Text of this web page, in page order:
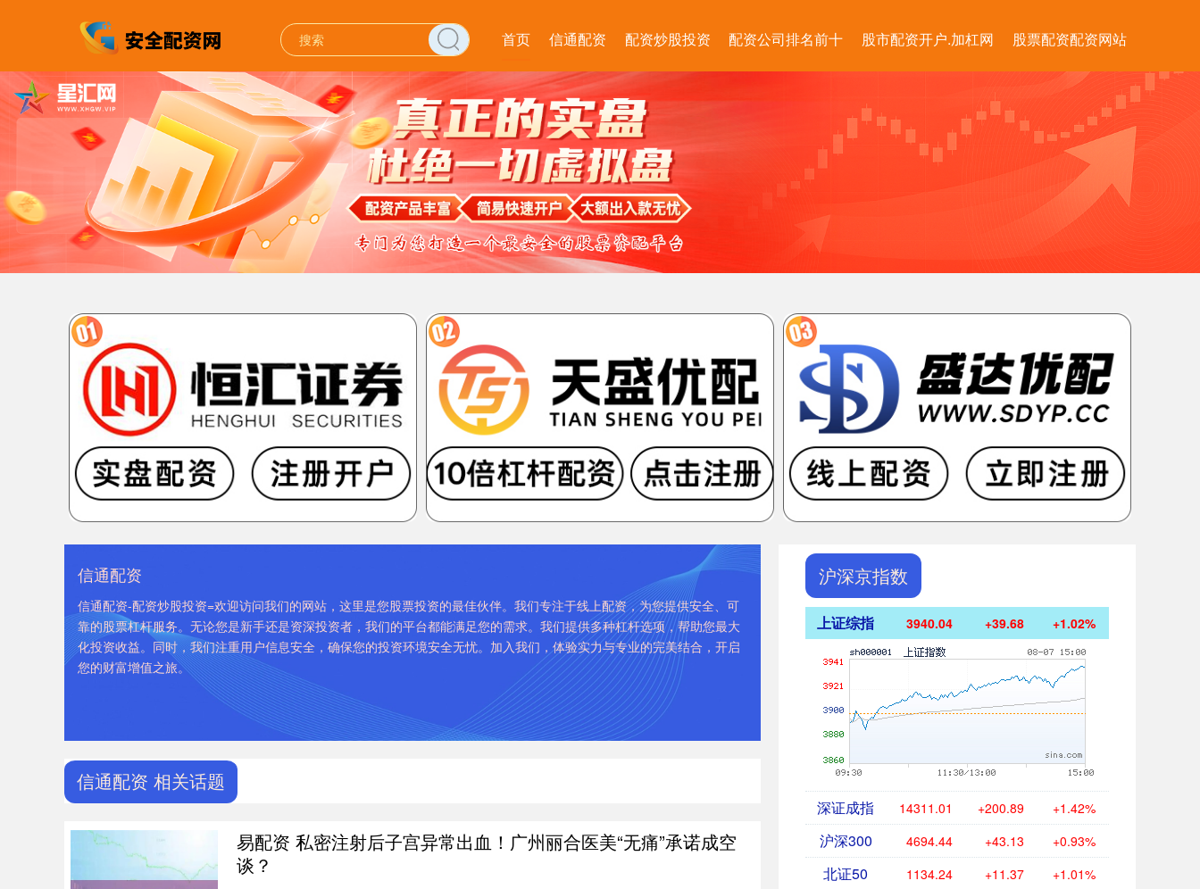
首页 信通配资 配资炒股投资 配资公司排名前十 股市配资开户.加杠网 股票配资配资网站
信通配资
信通配资-配资炒股投资=欢迎访问我们的网站，这里是您股票投资的最佳伙伴。我们专注于线上配资，为您提供安全、可
靠的股票杠杆服务。无论您是新手还是资深投资者，我们的平台都能满足您的需求。我们提供多种杠杆选项，帮助您最大
化投资收益。同时，我们注重用户信息安全，确保您的投资环境安全无忧。加入我们，体验实力与专业的完美结合，开启
您的财富增值之旅。
信通配资 相关话题
易配资 私密注射后子宫异常出血！广州丽合医美“无痛”承诺成空
谈？
沪深京指数
上证综指 3940.04 +39.68 +1.02%
深证成指 14311.01 +200.89 +1.42%
沪深300 4694.44 +43.13 +0.93%
北证50 1134.24 +11.37 +1.01%